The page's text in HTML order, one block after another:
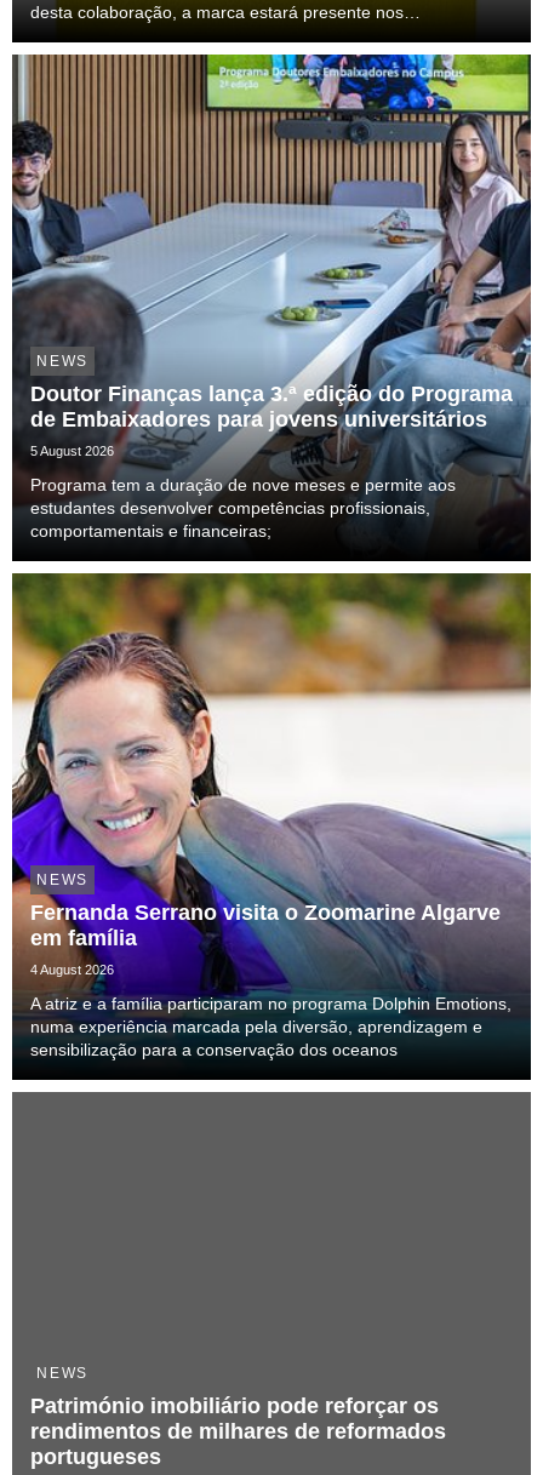
desta colaboração, a marca estará presente nos
profissional, acompanhando o clube ao longo de uma nova ...
NEWS
Doutor Finanças lança 3.ª edição do Programa
de Embaixadores para jovens universitários
5 August 2026
Programa tem a duração de nove meses e permite aos
estudantes desenvolver competências profissionais,
comportamentais e financeiras;
NEWS
Fernanda Serrano visita o Zoomarine Algarve
em família
4 August 2026
A atriz e a família participaram no programa Dolphin Emotions,
numa experiência marcada pela diversão, aprendizagem e
sensibilização para a conservação dos oceanos
NEWS
Património imobiliário pode reforçar os
rendimentos de milhares de reformados
portugueses